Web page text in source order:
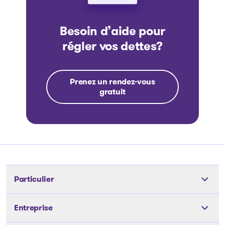
Besoin d’aide pour
régler vos dettes?
Prenez un rendez-vous
gratuit
Particulier
Outils
Entreprise